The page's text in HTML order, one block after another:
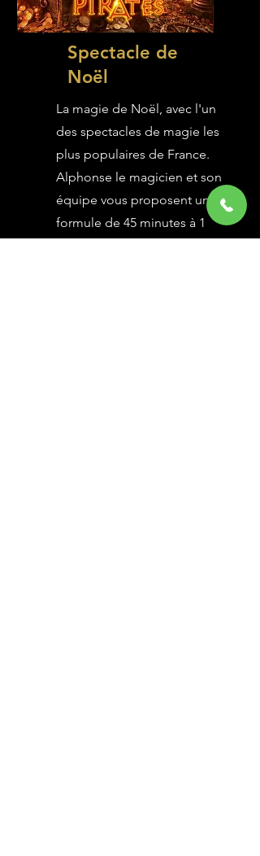
Spectacle de
Noël
La magie de Noël, avec l'un
des spectacles de magie les
plus populaires de France.
Alphonse le magicien et son
équipe vous proposent une
formule de 45 minutes à 1